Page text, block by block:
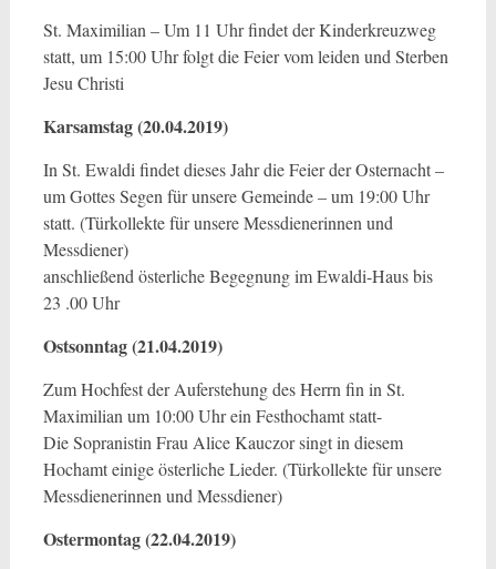
St. Maximilian – Um 11 Uhr findet der Kinderkreuzweg
statt, um 15:00 Uhr folgt die Feier vom leiden und Sterben
Jesu Christi
Karsamstag (20.04.2019)
In St. Ewaldi findet dieses Jahr die Feier der Osternacht –
um Gottes Segen für unsere Gemeinde – um 19:00 Uhr
statt. (Türkollekte für unsere Messdienerinnen und
Messdiener)
anschließend österliche Begegnung im Ewaldi-Haus bis
23 .00 Uhr
Ostsonntag (21.04.2019)
Zum Hochfest der Auferstehung des Herrn fin in St.
Maximilian um 10:00 Uhr ein Festhochamt statt-
Die Sopranistin Frau Alice Kauczor singt in diesem
Hochamt einige österliche Lieder. (Türkollekte für unsere
Messdienerinnen und Messdiener)
Ostermontag (22.04.2019)